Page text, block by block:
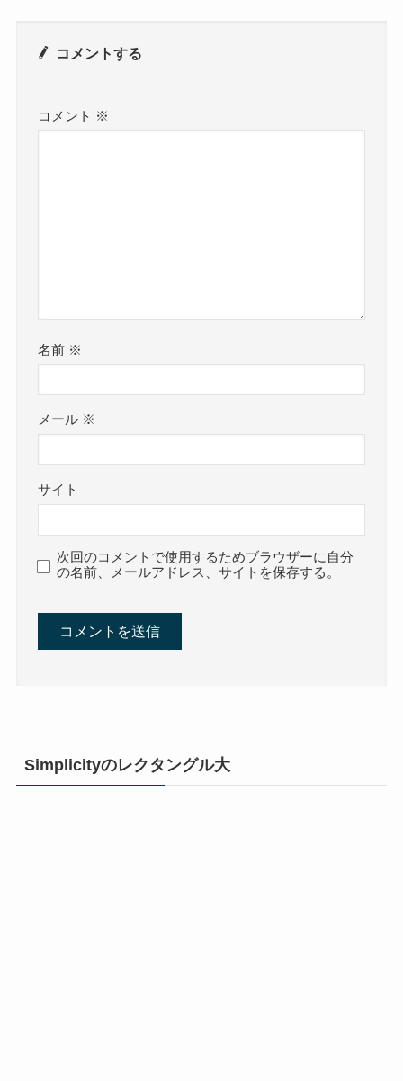
コメントする
コメント ※
名前 ※
メール ※
サイト
次回のコメントで使用するためブラウザーに自分
の名前、メールアドレス、サイトを保存する。
Simplicityのレクタングル大